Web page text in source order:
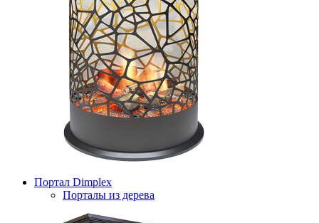
Портал Dimplex
Порталы из дерева